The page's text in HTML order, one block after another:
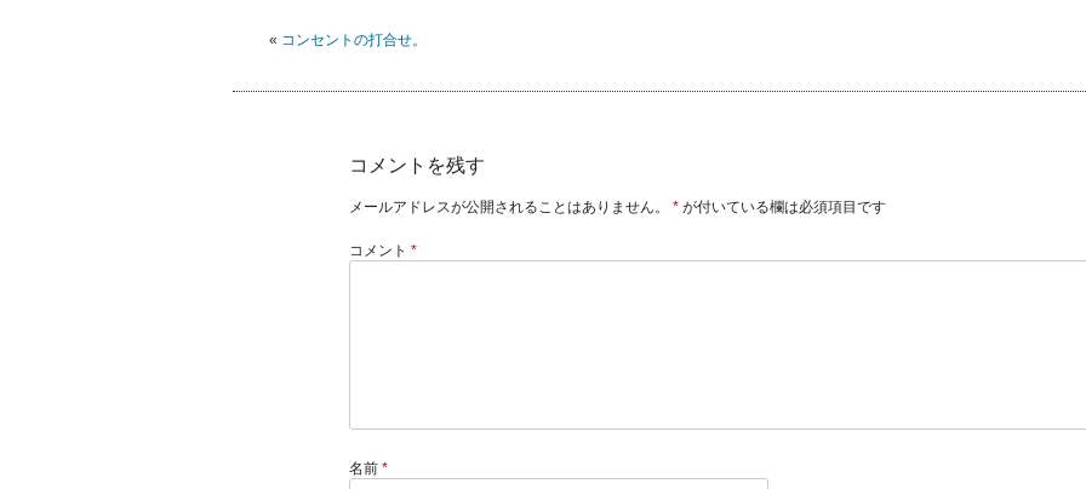
« コンセントの打合せ。
コメントを残す
メールアドレスが公開されることはありません。 * が付いている欄は必須項目です
コメント *
名前 *